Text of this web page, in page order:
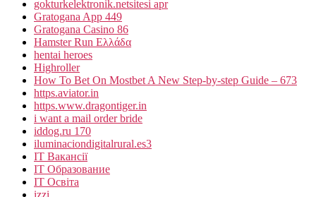
gokturkelektronik.netsitesi apr
Gratogana App 449
Gratogana Casino 86
Hamster Run Ελλάδα
hentai heroes
Highroller
How To Bet On Mostbet A New Step-by-step Guide – 673
https.aviator.in
https.www.dragontiger.in
i want a mail order bride
iddog.ru 170
iluminaciondigitalrural.es3
IT Вакансії
IT Образование
IT Освіта
izzi